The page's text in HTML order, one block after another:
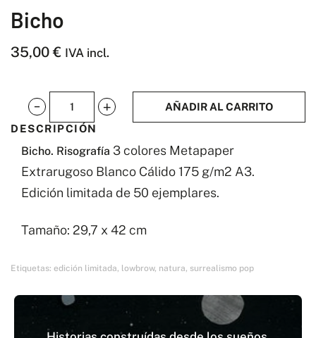
Bicho
35,00€ IVA incl.
Bicho
cantidad
AÑADIR AL CARRITO
DESCRIPCIÓN
Bicho. Risografía 3 colores Metapaper
Extrarugoso Blanco Cálido 175 g/m2 A3.
Edición limitada de 50 ejemplares.
Tamaño: 29,7 x 42 cm
Etiquetas: edición limitada, lowbrow, natura, surrealismo pop